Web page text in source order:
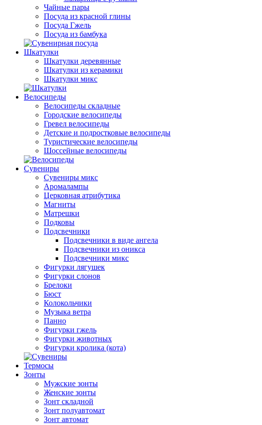
Чайные пары
Посуда из красной глины
Посуда Гжель
Посуда из бамбука
Шкатулки
Шкатулки деревянные
Шкатулки из керамики
Шкатулки микс
Велосипеды
Велосипеды складные
Городские велосипеды
Гревел велосипеды
Детские и подростковые велосипеды
Туристические велосипеды
Шоссейные велосипеды
Сувениры
Сувениры микс
Аромалампы
Церковная атрибутика
Магниты
Матрешки
Подковы
Подсвечники
Подсвечники в виде ангела
Подсвечники из оникса
Подсвечники микс
Фигурки лягушек
Фигурки слонов
Брелоки
Бюст
Колокольчики
Музыка ветра
Панно
Фигурки гжель
Фигурки животных
Фигурки кролика (кота)
Термосы
Зонты
Мужские зонты
Женские зонты
Зонт складной
Зонт полуавтомат
Зонт автомат